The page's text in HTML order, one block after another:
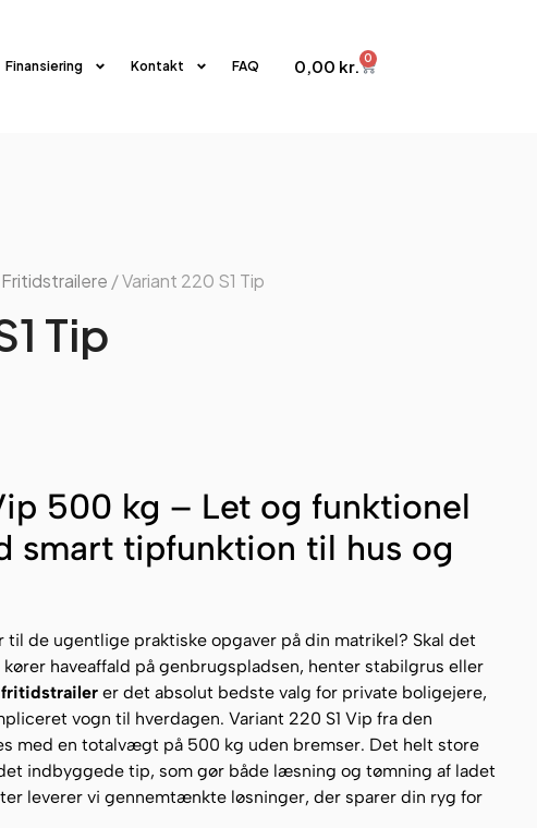
Finansiering Kontakt FAQ 0,00 kr. 0
Fritidstrailere / Variant 220 S1 Tip
Tip
500 kg – Let og funktionel
smart tipfunktion til hus og
de ugentlige praktiske opgaver på din matrikel? Skal det
haveaffald på genbrugspladsen, henter stabilgrus eller
er det absolut bedste valg for private boligejere,
vogn til hverdagen. Variant 220 S1 Vip fra den
med en totalvægt på 500 kg uden bremser. Det helt store
indbyggede tip, som gør både læsning og tømning af ladet
leverer vi gennemtænkte løsninger, der sparer din ryg for